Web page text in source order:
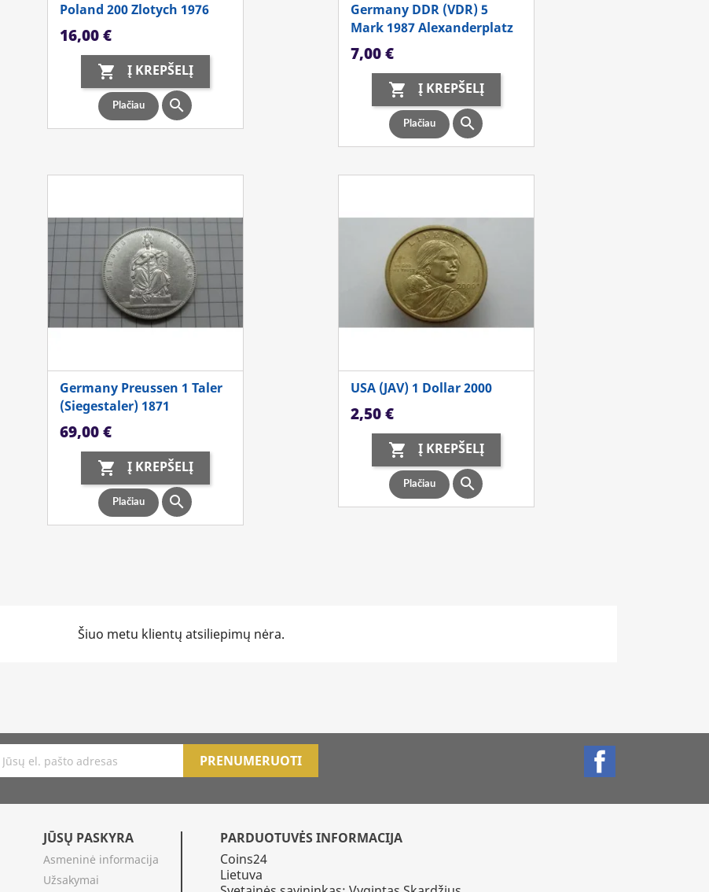
Poland 200 Zlotych 1976
Kaina
16,00 €
 Į KREPŠELĮ
Plačiau 
Germany DDR (VDR) 5
Mark 1987 Alexanderplatz
Kaina
7,00 €
 Į KREPŠELĮ
Plačiau 
Germany Preussen 1 Taler
(Siegestaler) 1871
Kaina
69,00 €
 Į KREPŠELĮ
Plačiau 
USA (JAV) 1 Dollar 2000
Kaina
2,50 €
 Į KREPŠELĮ
Plačiau 
Šiuo metu klientų atsiliepimų nėra.
JŪSŲ PASKYRA
Asmeninė informacija
Užsakymai
PARDUOTUVĖS INFORMACIJA
Coins24
Lietuva